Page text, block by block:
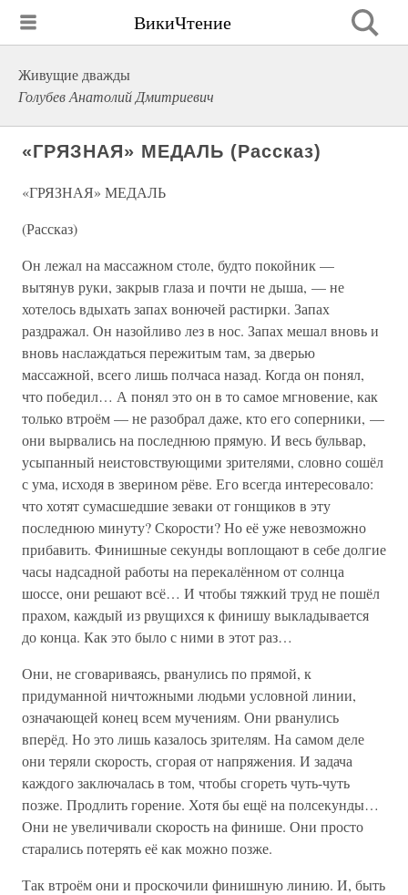
ВикиЧтение
Живущие дважды
Голубев Анатолий Дмитриевич
«ГРЯЗНАЯ» МЕДАЛЬ (Рассказ)
«ГРЯЗНАЯ» МЕДАЛЬ
(Рассказ)
Он лежал на массажном столе, будто покойник —
вытянув руки, закрыв глаза и почти не дыша, — не
хотелось вдыхать запах вонючей растирки. Запах
раздражал. Он назойливо лез в нос. Запах мешал вновь и
вновь наслаждаться пережитым там, за дверью
массажной, всего лишь полчаса назад. Когда он понял,
что победил… А понял это он в то самое мгновение, как
только втроём — не разобрал даже, кто его соперники, —
они вырвались на последнюю прямую. И весь бульвар,
усыпанный неистовствующими зрителями, словно сошёл
с ума, исходя в зверином рёве. Его всегда интересовало:
что хотят сумасшедшие зеваки от гонщиков в эту
последнюю минуту? Скорости? Но её уже невозможно
прибавить. Финишные секунды воплощают в себе долгие
часы надсадной работы на перекалённом от солнца
шоссе, они решают всё… И чтобы тяжкий труд не пошёл
прахом, каждый из рвущихся к финишу выкладывается
до конца. Как это было с ними в этот раз…
Они, не сговариваясь, рванулись по прямой, к
придуманной ничтожными людьми условной линии,
означающей конец всем мучениям. Они рванулись
вперёд. Но это лишь казалось зрителям. На самом деле
они теряли скорость, сгорая от напряжения. И задача
каждого заключалась в том, чтобы сгореть чуть-чуть
позже. Продлить горение. Хотя бы ещё на полсекунды…
Они не увеличивали скорость на финише. Они просто
старались потерять её как можно позже.
Так втроём они и проскочили финишную линию. И, быть